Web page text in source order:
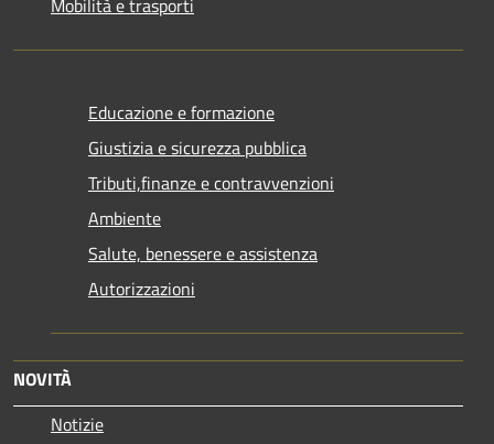
Mobilità e trasporti
Educazione e formazione
Giustizia e sicurezza pubblica
Tributi,finanze e contravvenzioni
Ambiente
Salute, benessere e assistenza
Autorizzazioni
NOVITÀ
Notizie